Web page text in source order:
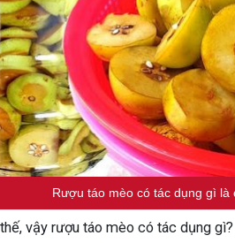
Rượu táo mèo có tác dụng gì
vậy rượu táo mèo có tác dụng